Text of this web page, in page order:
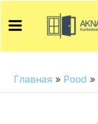
содержимому
Menu
Главная » Pood »